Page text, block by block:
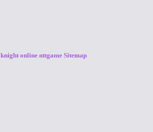
knight online nttgame Sitemap